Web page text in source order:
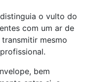
o vulto do
com um ar de
mesmo
bem